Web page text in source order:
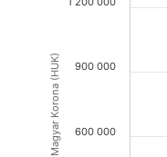
Magyar Korona (HUK) 600 000
900 000